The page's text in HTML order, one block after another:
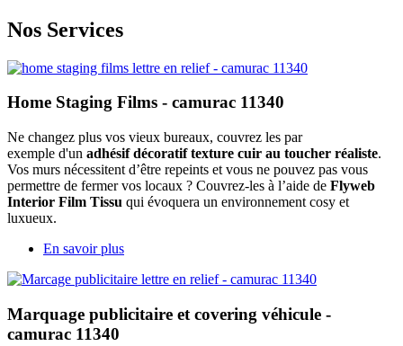
Nos Services
Home Staging Films - camurac 11340
Ne changez plus vos vieux bureaux, couvrez les par
exemple d'un adhésif décoratif texture cuir au toucher réaliste.
Vos murs nécessitent d’être repeints et vous ne pouvez pas vous
permettre de fermer vos locaux ? Couvrez-les à l’aide de Flyweb
Interior Film Tissu qui évoquera un environnement cosy et
luxueux.
En savoir plus
Marquage publicitaire et covering véhicule -
camurac 11340